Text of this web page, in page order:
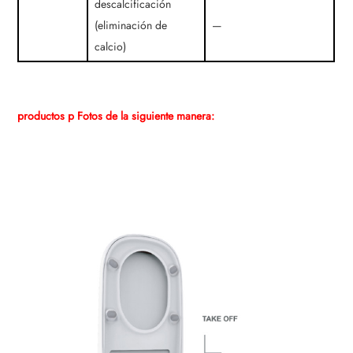
descalcificación
(eliminación de
calcio)
—
productos p Fotos de la siguiente manera: